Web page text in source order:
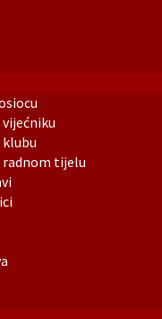
tijelu